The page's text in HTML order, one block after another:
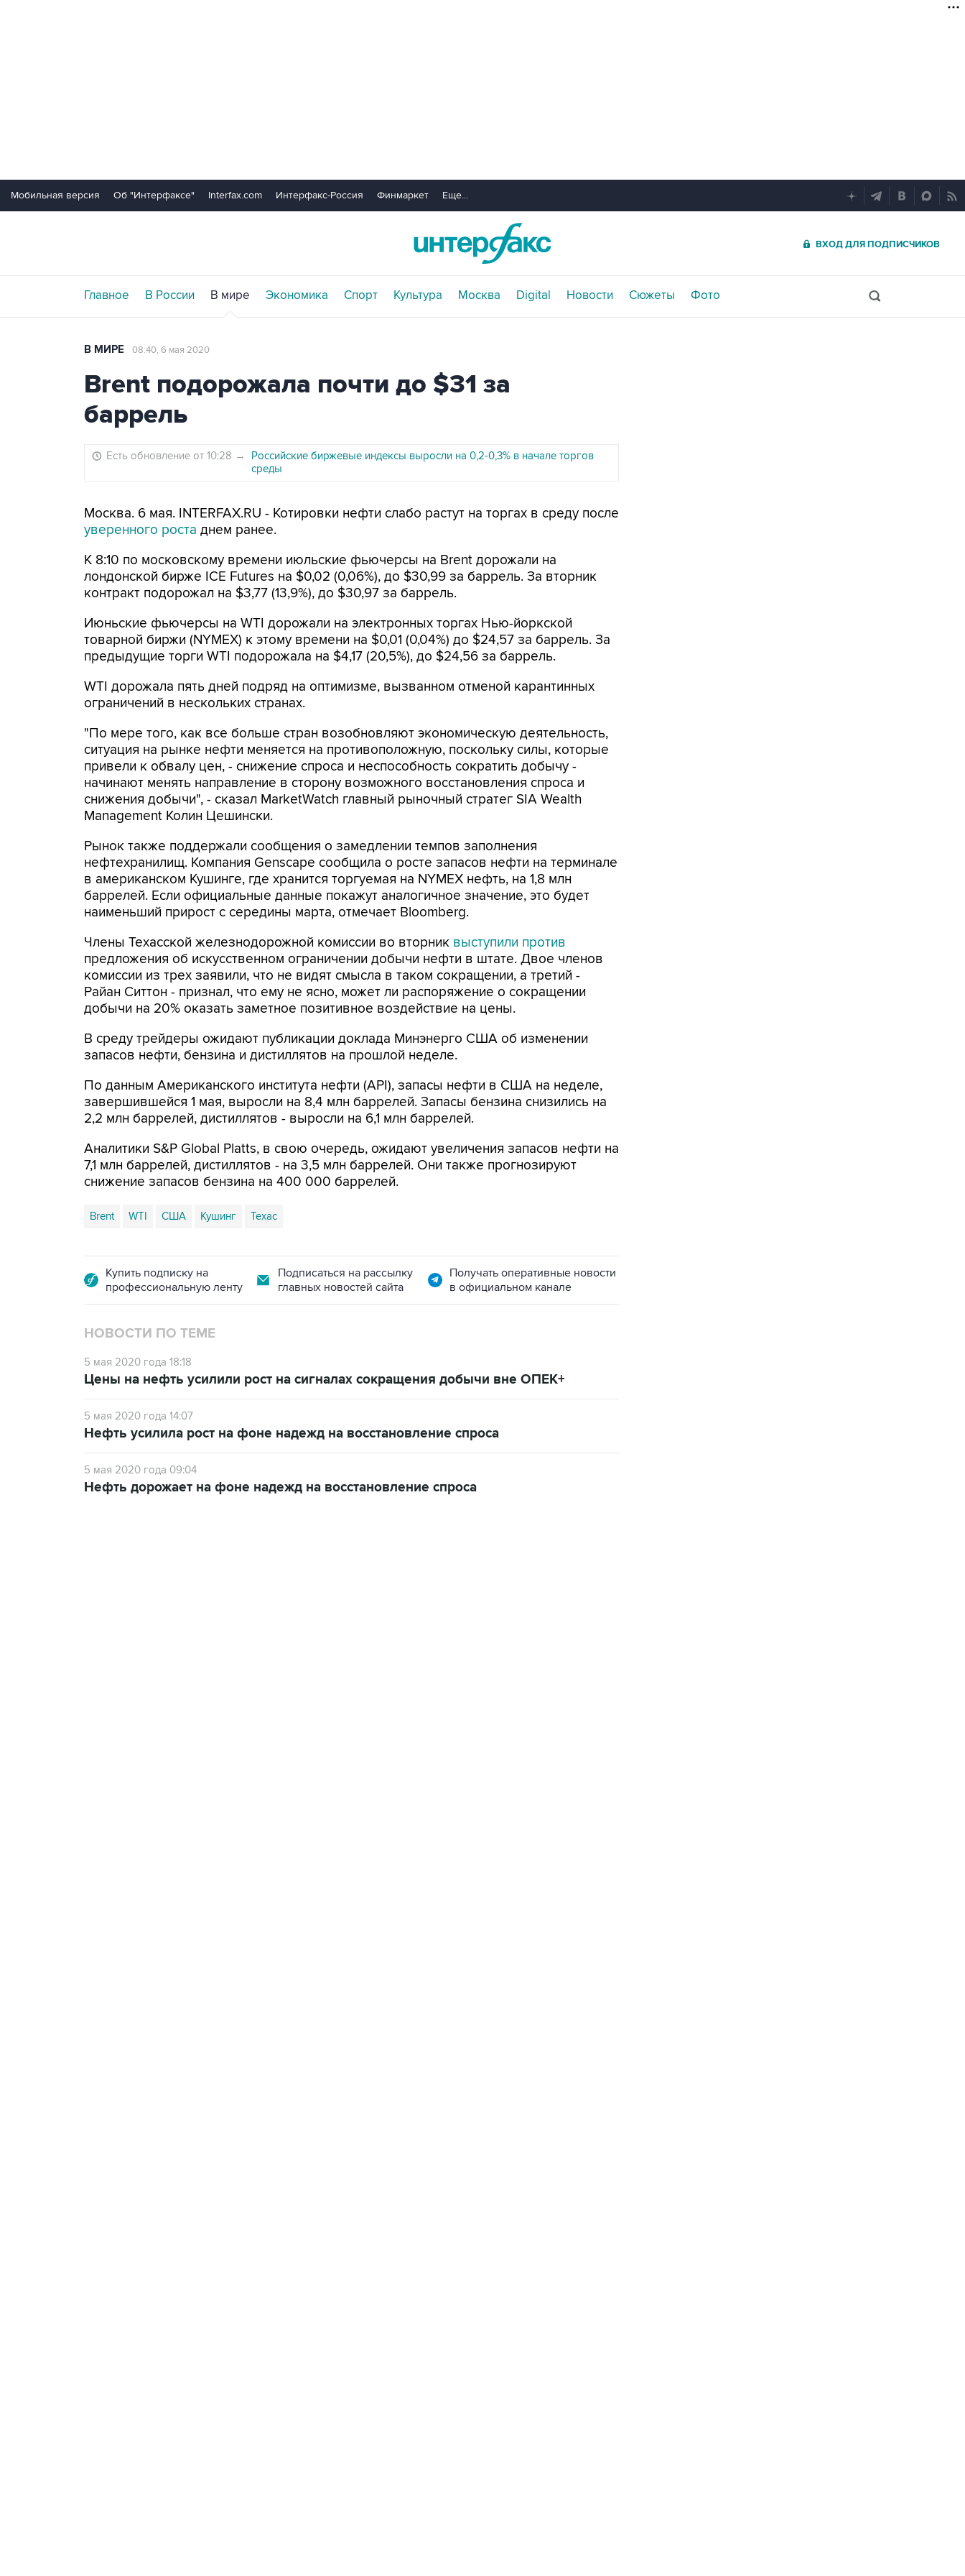
Мобильная версия Об "Интерфаксе" Interfax.com Интерфакс-Россия Финмаркет Еще...
ВХОД ДЛЯ ПОДПИСЧИКОВ
Главное В России В мире Экономика Спорт Культура Москва Digital Новости Сюжеты Фото
В МИРЕ 08:40, 6 мая 2020
Brent подорожала почти до $31 за
баррель
Есть обновление от 10:28 →
Российские биржевые индексы выросли на 0,2-0,3% в начале торгов
среды
Москва. 6 мая. INTERFAX.RU - Котировки нефти слабо растут на торгах в среду после
уверенного роста днем ранее.
К 8:10 по московскому времени июльские фьючерсы на Brent дорожали на
лондонской бирже ICE Futures на $0,02 (0,06%), до $30,99 за баррель. За вторник
контракт подорожал на $3,77 (13,9%), до $30,97 за баррель.
Июньские фьючерсы на WTI дорожали на электронных торгах Нью-йоркской
товарной биржи (NYMEX) к этому времени на $0,01 (0,04%) до $24,57 за баррель. За
предыдущие торги WTI подорожала на $4,17 (20,5%), до $24,56 за баррель.
WTI дорожала пять дней подряд на оптимизме, вызванном отменой карантинных
ограничений в нескольких странах.
"По мере того, как все больше стран возобновляют экономическую деятельность,
ситуация на рынке нефти меняется на противоположную, поскольку силы, которые
привели к обвалу цен, - снижение спроса и неспособность сократить добычу -
начинают менять направление в сторону возможного восстановления спроса и
снижения добычи", - сказал MarketWatch главный рыночный стратег SIA Wealth
Management Колин Цешински.
Рынок также поддержали сообщения о замедлении темпов заполнения
нефтехранилищ. Компания Genscape сообщила о росте запасов нефти на терминале
в американском Кушинге, где хранится торгуемая на NYMEX нефть, на 1,8 млн
баррелей. Если официальные данные покажут аналогичное значение, это будет
наименьший прирост с середины марта, отмечает Bloomberg.
Члены Техасской железнодорожной комиссии во вторник выступили против
предложения об искусственном ограничении добычи нефти в штате. Двое членов
комиссии из трех заявили, что не видят смысла в таком сокращении, а третий -
Райан Ситтон - признал, что ему не ясно, может ли распоряжение о сокращении
добычи на 20% оказать заметное позитивное воздействие на цены.
В среду трейдеры ожидают публикации доклада Минэнерго США об изменении
запасов нефти, бензина и дистиллятов на прошлой неделе.
По данным Американского института нефти (API), запасы нефти в США на неделе,
завершившейся 1 мая, выросли на 8,4 млн баррелей. Запасы бензина снизились на
2,2 млн баррелей, дистиллятов - выросли на 6,1 млн баррелей.
Аналитики S&P Global Platts, в свою очередь, ожидают увеличения запасов нефти на
7,1 млн баррелей, дистиллятов - на 3,5 млн баррелей. Они также прогнозируют
снижение запасов бензина на 400 000 баррелей.
Brent WTI США Кушинг Техас
Купить подписку на
профессиональную ленту
Подписаться на рассылку
главных новостей сайта
Получать оперативные новости
в официальном канале
НОВОСТИ ПО ТЕМЕ
5 мая 2020 года 18:18
Цены на нефть усилили рост на сигналах сокращения добычи вне ОПЕК+
5 мая 2020 года 14:07
Нефть усилила рост на фоне надежд на восстановление спроса
5 мая 2020 года 09:04
Нефть дорожает на фоне надежд на восстановление спроса